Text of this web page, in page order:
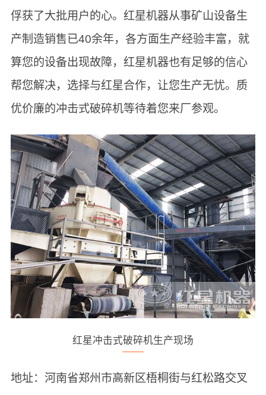
俘获了大批用户的心。红星机器从事矿山设备生
产制造销售已40余年，各方面生产经验丰富，就
算您的设备出现故障，红星机器也有足够的信心
帮您解决，选择与红星合作，让您生产无忧。质
优价廉的冲击式破碎机等待着您来厂参观。
红星冲击式破碎机生产现场
地址：河南省郑州市高新区梧桐街与红松路交叉